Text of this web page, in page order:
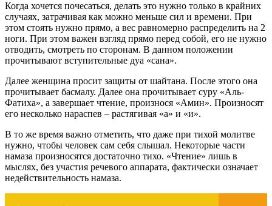
Когда хочется почесаться, делать это нужно только в крайних
случаях, затрачивая как можно меньше сил и времени. При
этом стоять нужно прямо, а вес равномерно распределить на 2
ноги. При этом важен взгляд прямо перед собой, его не нужно
отводить, смотреть по сторонам. В данном положении
прочитывают вступительные дуа «сана».
Далее женщина просит защиты от шайтана. После этого она
прочитывает басмалу. Далее она прочитывает суру «Аль-
Фатиха», а завершает чтение, произнося «Амин». Произносят
его несколько нараспев – растягивая «а» и «и».
В то же время важно отметить, что даже при тихой молитве
нужно, чтобы человек сам себя слышал. Некоторые части
намаза произносятся достаточно тихо. «Чтение» лишь в
мыслях, без участия речевого аппарата, фактически означает
недействительность намаза.